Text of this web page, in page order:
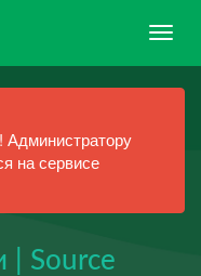
на сервисе
| Source